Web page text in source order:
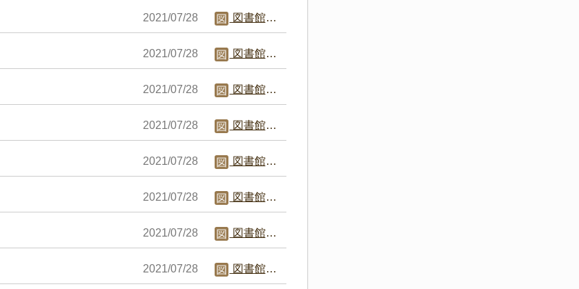
2021/07/28 図書館職員C
2021/07/28 図書館職員C
2021/07/28 図書館職員C
2021/07/28 図書館職員C
2021/07/28 図書館職員C
2021/07/28 図書館職員C
2021/07/28 図書館職員C
2021/07/28 図書館職員C